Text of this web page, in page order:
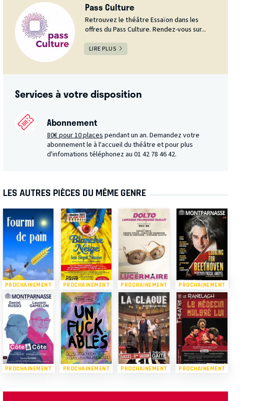
Pass Culture
Retrouvez le théâtre Essaïon dans les
offres du Pass Culture. Rendez-vous sur...
LIRE PLUS
Services à votre disposition
Abonnement
80€ pour 10 placespendant un an. Demandez votre
abonnement le à l'accueil du théâtre et pour plus
d'infomations téléphonez au 01 42 78 46 42.
LES AUTRES PIÈCES DU MÊME GENRE
PROCHAINEMENT PROCHAINEMENT PROCHAINEMENT PROCHAINEMENT
PROCHAINEMENT PROCHAINEMENT PROCHAINEMENT PROCHAINEMENT